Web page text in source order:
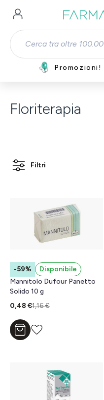
Passa al contenuto principale
Promozioni!
Floriterapia
Filtri
-59%
Disponibile
Mannitolo Dufour Panetto
Solido 10 g
0,48 €1,16 €
Aggiungi al carrello